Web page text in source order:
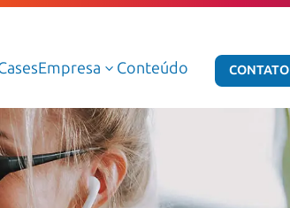
Serviços Gerenciados de Dados e IA
Serviços Profissionais de Dados e IA
Empresa 3 Conteúdo CONTATO